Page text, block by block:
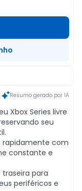
Resumo gerado por IA
Xbox Series livre
seu
rapidamente com
constante e
para
periféricos e